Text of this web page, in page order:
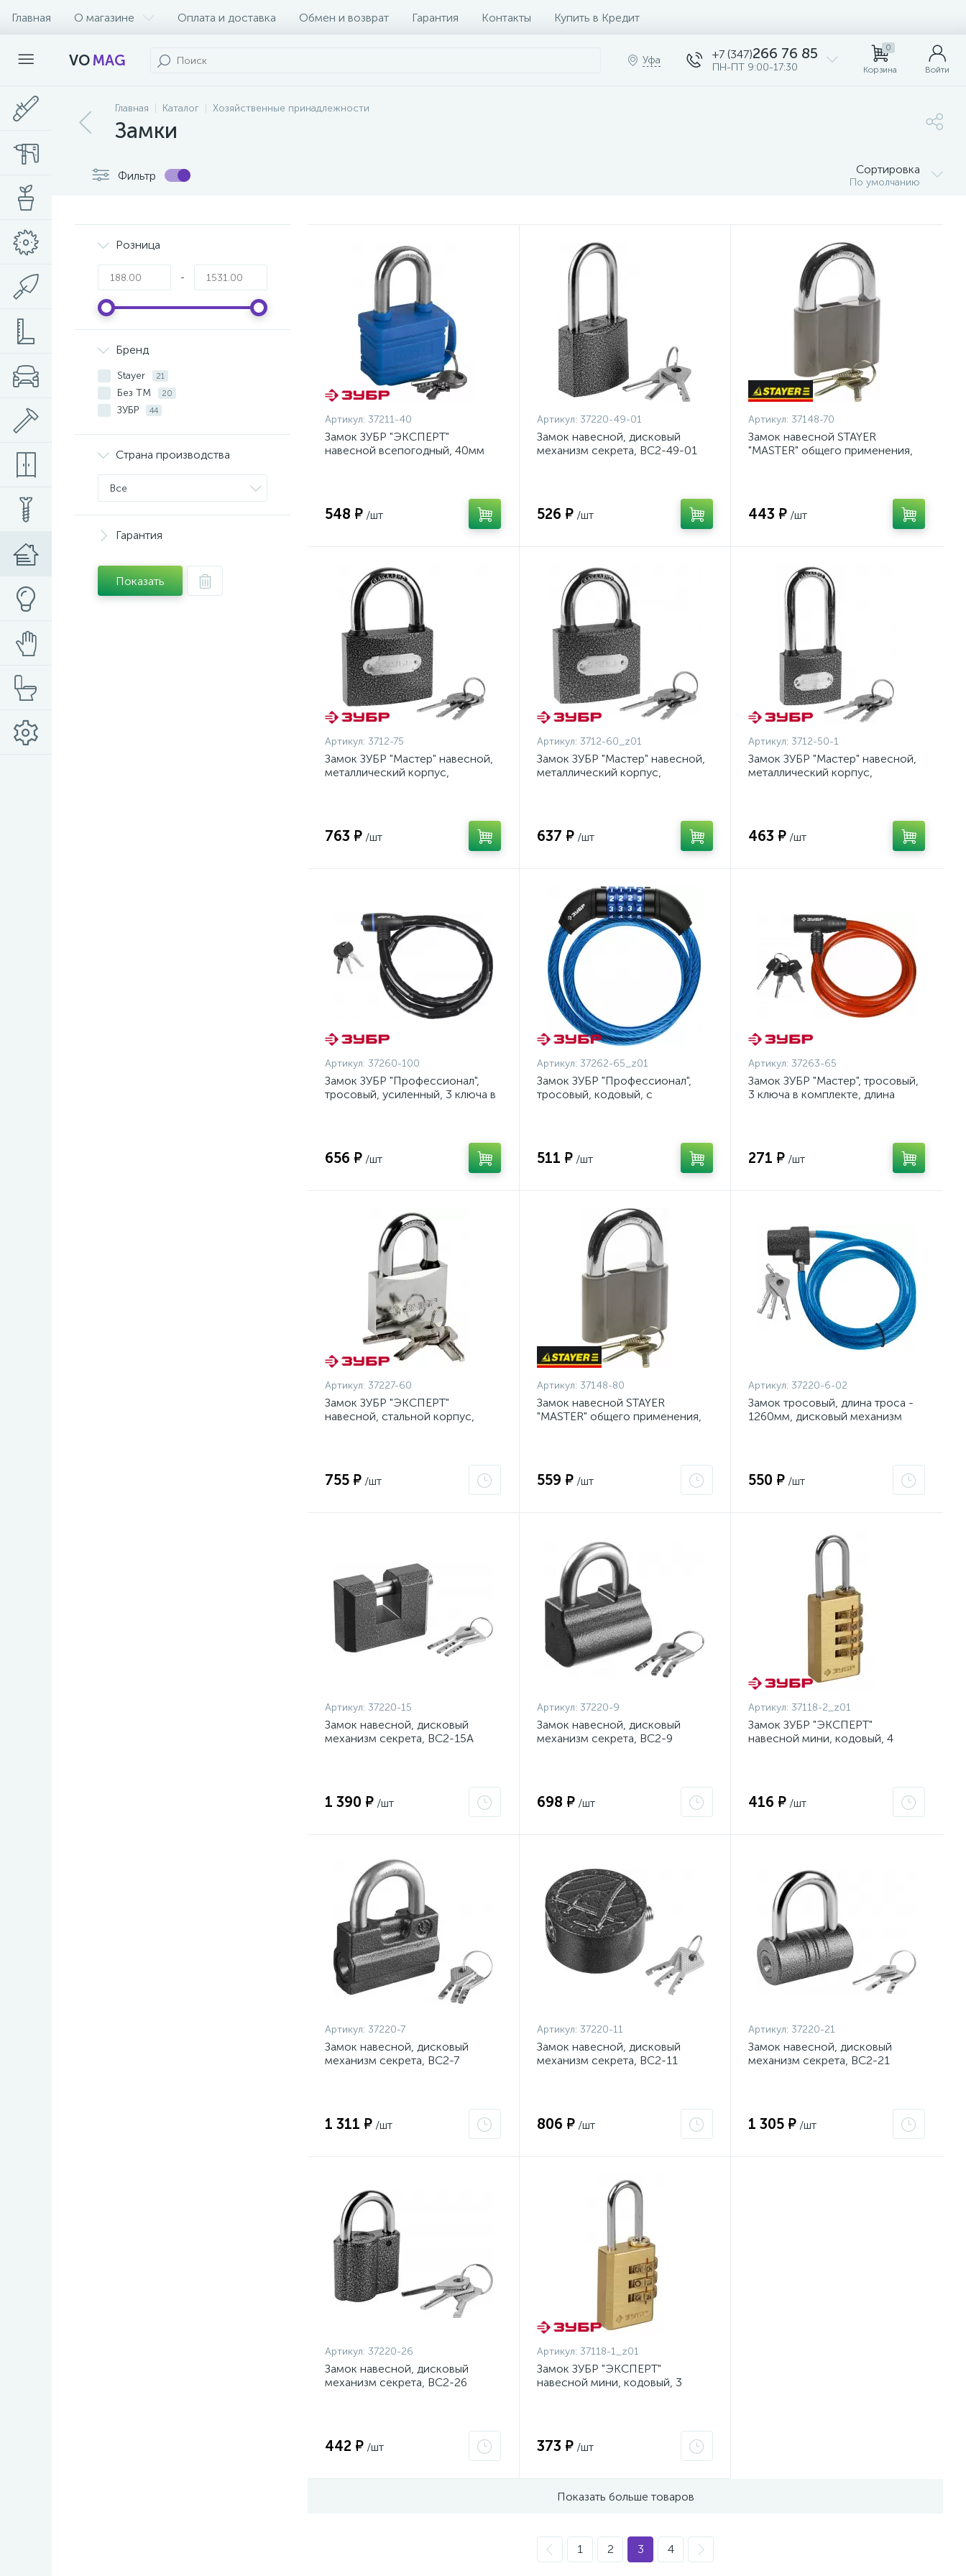
Главная О магазине Оплата и доставка Обмен и возврат Гарантия Контакты Купить в Кредит
VOMAG Уфа +7 (347)266 76 85
ПН-ПТ 9:00-17:30
0
Корзина Войти
Главная Каталог Хозяйственные принадлежности
Замки
Фильтр Сортировка
По умолчанию
Розница
-
Бренд
Stayer 21
Без ТМ 20
ЗУБР 44
Страна производства
Все
Гарантия
Показать
Артикул: 37211-40
Замок ЗУБР "ЭКСПЕРТ"
навесной всепогодный, 40мм
548 ₽ /шт
Артикул: 37220-49-01
Замок навесной, дисковый
механизм секрета, ВС2-49-01
526 ₽ /шт
Артикул: 37148-70
Замок навесной STAYER
"MASTER" общего применения,
443 ₽ /шт
Артикул: 3712-75
Замок ЗУБР "Мастер" навесной,
металлический корпус,
763 ₽ /шт
Артикул: 3712-60_z01
Замок ЗУБР "Мастер" навесной,
металлический корпус,
637 ₽ /шт
Артикул: 3712-50-1
Замок ЗУБР "Мастер" навесной,
металлический корпус,
463 ₽ /шт
Артикул: 37260-100
Замок ЗУБР "Профессионал",
тросовый, усиленный, 3 ключа в
656 ₽ /шт
Артикул: 37262-65_z01
Замок ЗУБР "Профессионал",
тросовый, кодовый, с
511 ₽ /шт
Артикул: 37263-65
Замок ЗУБР "Мастер", тросовый,
3 ключа в комплекте, длина
271 ₽ /шт
Артикул: 37227-60
Замок ЗУБР "ЭКСПЕРТ"
навесной, стальной корпус,
755 ₽ /шт
Артикул: 37148-80
Замок навесной STAYER
"MASTER" общего применения,
559 ₽ /шт
Артикул: 37220-6-02
Замок тросовый, длина троса -
1260мм, дисковый механизм
550 ₽ /шт
Артикул: 37220-15
Замок навесной, дисковый
механизм секрета, ВС2-15А
1 390 ₽ /шт
Артикул: 37220-9
Замок навесной, дисковый
механизм секрета, ВС2-9
698 ₽ /шт
Артикул: 37118-2_z01
Замок ЗУБР "ЭКСПЕРТ"
навесной мини, кодовый, 4
416 ₽ /шт
Артикул: 37220-7
Замок навесной, дисковый
механизм секрета, ВС2-7
1 311 ₽ /шт
Артикул: 37220-11
Замок навесной, дисковый
механизм секрета, ВС2-11
806 ₽ /шт
Артикул: 37220-21
Замок навесной, дисковый
механизм секрета, ВС2-21
1 305 ₽ /шт
Артикул: 37220-26
Замок навесной, дисковый
механизм секрета, ВС2-26
442 ₽ /шт
Артикул: 37118-1_z01
Замок ЗУБР "ЭКСПЕРТ"
навесной мини, кодовый, 3
373 ₽ /шт
Показать больше товаров
1 2 3 4